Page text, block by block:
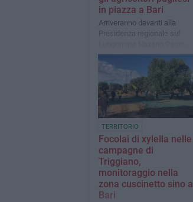
in piazza a Bari
Arriveranno davanti alla
Presidenza regionale sul
TERRITORIO
Focolai di xylella nelle
campagne di
Triggiano,
monitoraggio nella
zona cuscinetto sino a
Bari